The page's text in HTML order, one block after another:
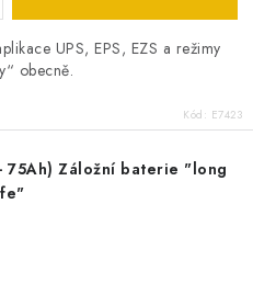
UPS, EPS, EZS a režimy
obecně.
Kód: E7423
75Ah) Záložní baterie "long